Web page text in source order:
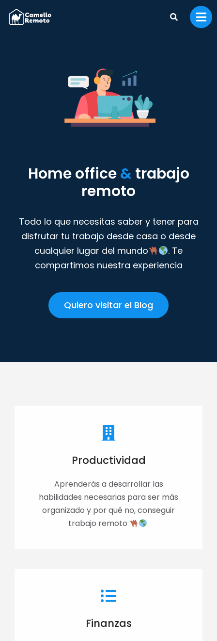
Home office& trabajo
remoto
Todo lo que necesitas saber y tener para
disfrutar tu trabajo desde casa o desde
cualquier lugar del mundo
. Te
compartimos nuestra experiencia
Quiero visitar el Blog
Productividad
Aprenderás a desarrollar las
habilidades necesarias para ser más
organizado y por qué no, conseguir
trabajo remoto
.
Finanzas